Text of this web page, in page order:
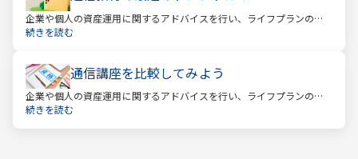
企業や個人の資産運用に関するアドバイスを行い、ライフプランの設
計を提案するファイナンシャルプランナー。
続きを読む
通信講座を比較してみよう
企業や個人の資産運用に関するアドバイスを行い、ライフプランの設
計を提案するファイナンシャルプランナー。
続きを読む